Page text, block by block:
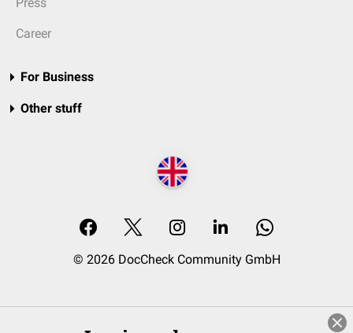
Career
For Business
Other stuff
© 2026 DocCheck Community GmbH